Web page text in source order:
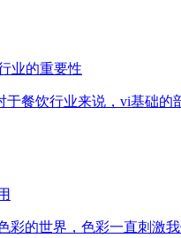
业的重要性
于餐饮行业来说，vi基础
彩的世界，色彩一直刺激